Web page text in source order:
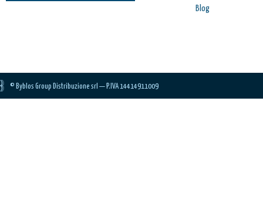
Blog
© Byblos Group Distribuzione srl — P.IVA 14414911009